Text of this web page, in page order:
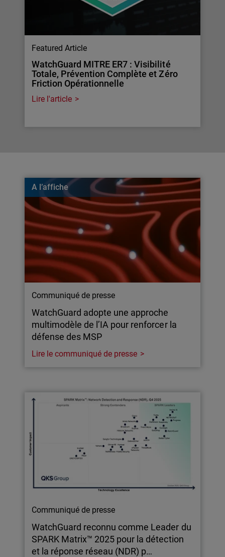
Featured Article
WatchGuard MITRE ER7 : Visibilité
Totale, Prévention Complète et Zéro
Friction Opérationnelle
Lire l'article
A l’affiche
Communiqué de presse
WatchGuard adopte une approche
multimodèle de l’IA pour renforcer la
défense des MSP
Lire le communiqué de presse
Communiqué de presse
WatchGuard reconnu comme Leader du
SPARK Matrix™ 2025 pour la détection
et la réponse réseau (NDR) p…